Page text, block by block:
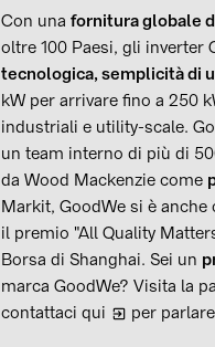
Con una fornitura globale
oltre 100 Paesi, gli inverter
tecnologica, semplicità di
kW per arrivare fino a 250
industriali e utility-scale.
un team interno di più di
da Wood Mackenzie come
Markit, GoodWe si è
il premio "All Quality
Borsa di Shanghai. Sei un
marca GoodWe? Visita la
contattaci qui
per